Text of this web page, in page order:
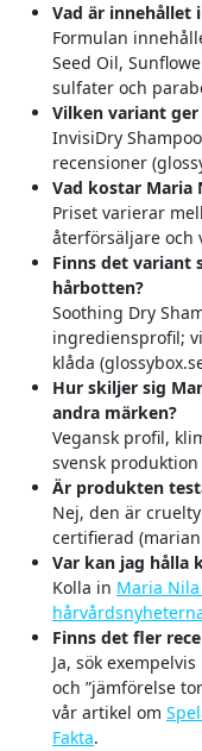
Vad är innehållet
Formulan
Seed Oil,
sulfater och
Vilken variant
InvisiDry
recensioner
Vad kostar Maria
Priset varierar
återförsäljare och
Finns det variant
hårbotten?
Soothing Dry
ingrediensprofil;
klåda
Hur skiljer sig
andra märken?
Vegansk profil,
svensk
Är produkten
Nej, den är
certifierad
Var kan jag hålla
Kolla in Maria
Finns det fler
Ja, sök
och ”jämförelse
vår artikel om
Fakta.